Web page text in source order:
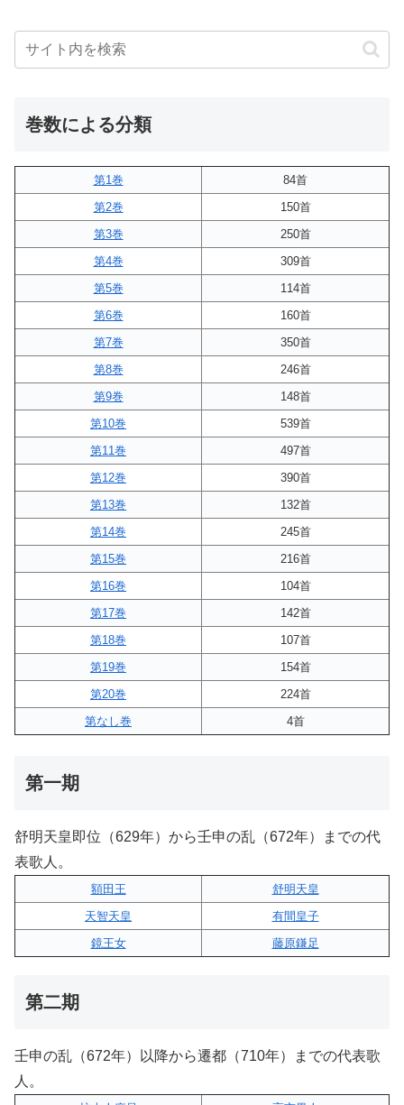
巻数による分類
第1巻
84首
第2巻
150首
第3巻
250首
第4巻
309首
第5巻
114首
第6巻
160首
第7巻
350首
第8巻
246首
第9巻
148首
第10巻
539首
第11巻
497首
第12巻
390首
第13巻
132首
第14巻
245首
第15巻
216首
第16巻
104首
第17巻
142首
第18巻
107首
第19巻
154首
第20巻
224首
第なし巻
4首
第一期
舒明天皇即位（629年）から壬申の乱（672年）までの代
表歌人。
額田王
舒明天皇
天智天皇
有間皇子
鏡王女
藤原鎌足
第二期
壬申の乱（672年）以降から遷都（710年）までの代表歌
人。